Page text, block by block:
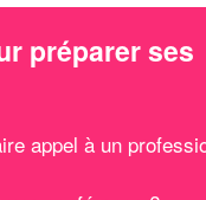
préparer ses
appel à un